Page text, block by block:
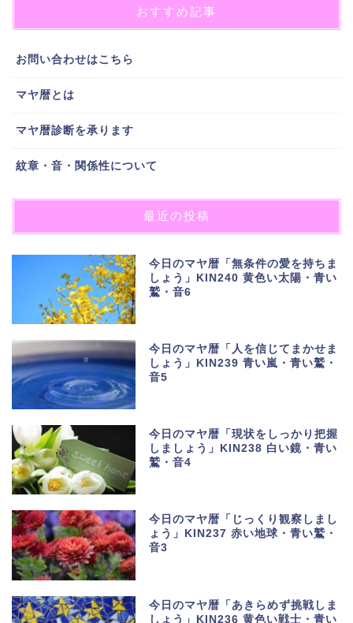
おすすめ記事
お問い合わせはこちら
マヤ暦とは
マヤ暦診断を承ります
紋章・音・関係性について
最近の投稿
今日のマヤ暦「無条件の愛を持ちま
しょう」KIN240 黄色い太陽・青い
鷲・音6
今日のマヤ暦「人を信じてまかせま
しょう」KIN239 青い嵐・青い鷲・
音5
今日のマヤ暦「現状をしっかり把握
しましょう」KIN238 白い鏡・青い
鷲・音4
今日のマヤ暦「じっくり観察しまし
ょう」KIN237 赤い地球・青い鷲・
音3
今日のマヤ暦「あきらめず挑戦しま
しょう」KIN236 黄色い戦士・青い